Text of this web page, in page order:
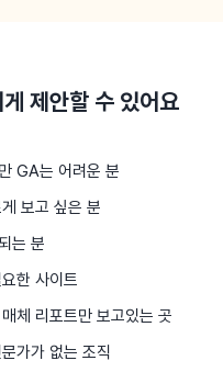
제안할 수 있어요
GA는 어려운 분
보고 싶은 분
는 분
한 사이트
체 리포트만 보고있는 곳
가가 없는 조직